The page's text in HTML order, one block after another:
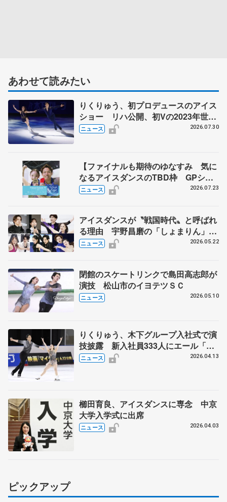
あわせて読みたい
りくりゅう、初プロデュースのアイス
ショー リハ公開、初Vの2023年世界
選手権のSP披露 ハゼボロ、チョク
ニュース 2026.07.30
【ファイナルも期待のゆなすみ 気に
なるアイスダンスのTBD枠 GPシリ
ーズ展望③ペア・アイスダンス編】
ニュース 2026.07.23
アイスダンスが〝戦国時代〟と呼ばれ
る理由 宇野昌磨の「しょまりん」ら
実力者が相次いで参戦 国内の競争激
ニュース 2026.05.22
閉館のスケートリンクで島田高志郎が
演技 松山市のイヨテツＳＣ
ニュース 2026.05.10
りくりゅう、木下グループ入社式で演
技披露 新入社員333人にエール「経
験が自分つくる」
ニュース 2026.04.13
櫛田育良、アイスダンスに専念 中京
大学入学式に出席
ニュース 2026.04.03
ピックアップ